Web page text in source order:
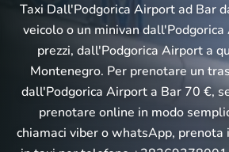
Taxi Dall'Podgorica Airport ad Bar
veicolo o un minivan
prezzi, dall'Podgorica Airport a
Montenegro. Per prenotare un
dall'Podgorica Airport a Bar 70 €,
prenotare online in modo
chiamaci viber o whatsApp,